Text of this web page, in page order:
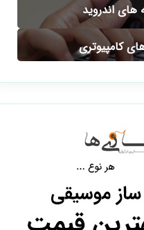
های اندروید
کامپیوتری